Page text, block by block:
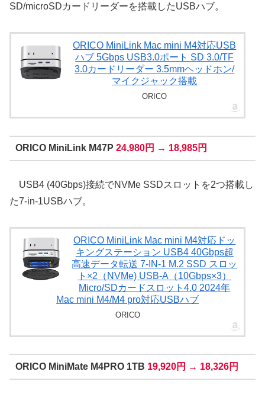
SD/microSDカードリーダーを搭載したUSBハブ。
ORICO MiniLink Mac mini M4対応USB
ハブ 5Gbps USB3.0ポート SD 3.0/TF
3.0カードリーダー 3.5mmヘッドホン/
マイクジャック搭載
ORICO
ORICO MiniLink M47P 24,980円 → 18,985円
USB4 (40Gbps)接続でNVMe SSDスロットを2つ搭載し
た7-in-1USBハブ。
ORICO MiniLink Mac mini M4対応ドッ
キングステーション USB4 40Gbps超
高速データ転送 7-IN-1 M.2 SSD スロッ
ト×2（NVMe) USB-A（10Gbps×3）
Micro/SDカードスロット4.0 2024年
Mac mini M4/M4 pro対応USBハブ
ORICO
ORICO MiniMate M4PRO 1TB 19,920円 → 18,326円